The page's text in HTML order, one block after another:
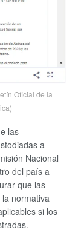
Oficial de la
las
a
Nacional
del país a
que las
normativa
si los